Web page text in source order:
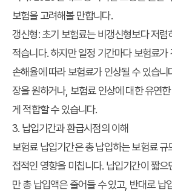
보험을 고려해볼 만합니다.
갱신형:초기 보험료는 비갱신형보다 저렴
적습니다. 하지만 일정 기간마다 보험료가
손해율에 따라 보험료가 인상될 수 있습니
장을 원하거나, 보험료 인상에 대한 유연
게 적합할 수 있습니다.
3. 납입기간과 환급시점의 이해
보험료 납입기간은 총 납입하는 보험료 규
접적인 영향을 미칩니다. 납입기간이 짧으
만 총 납입액은 줄어들 수 있고, 반대로 납